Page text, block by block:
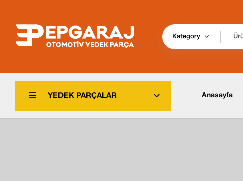
Kategory
YEDEK PARÇALAR Anasayfa